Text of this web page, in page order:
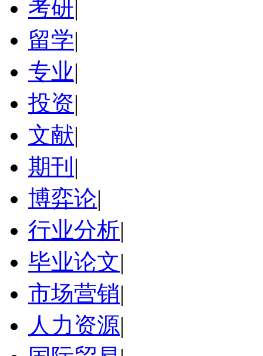
考研|
留学|
专业|
投资|
文献|
期刊 |
博弈论|
行业分析|
毕业论文|
市场营销|
人力资源|